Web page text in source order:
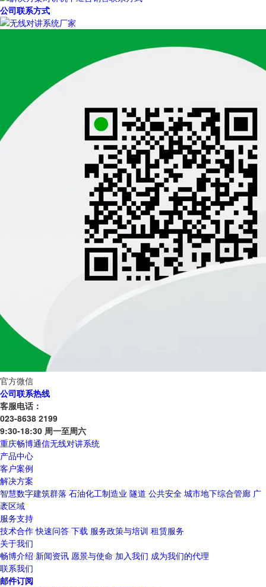
公司联系方式
官方微信
公司联系热线
客服电话：
023-8638 2199
9:30-18:30 周一至周六
重庆畅博通信无线对讲系统
产品中心
客户案例
解决方案
智慧数字建筑群落 石油化工制造业 隧道 公共安全 城市地下综合管廊 广
袤区域
服务支持
技术合作 快速问答 下载 服务政策与培训 租赁服务
关于我们
畅博介绍 新闻资讯 愿景与使命 加入我们 成为我们的代理
联系我们
邮件订阅